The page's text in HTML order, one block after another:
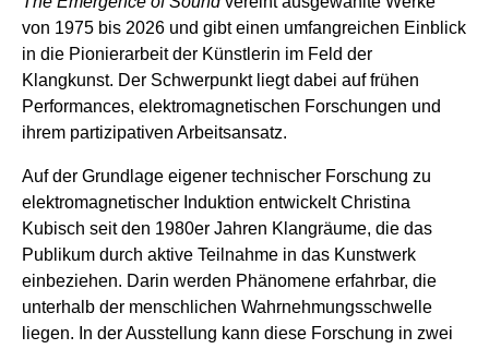
von 1975 bis 2026 und gibt einen umfangreichen Einblick
in die Pionierarbeit der Künstlerin im Feld der
Klangkunst. Der Schwerpunkt liegt dabei auf frühen
Performances, elektromagnetischen Forschungen und
ihrem partizipativen Arbeitsansatz.
Auf der Grundlage eigener technischer Forschung zu
elektromagnetischer Induktion entwickelt Christina
Kubisch seit den 1980er Jahren Klangräume, die das
Publikum durch aktive Teilnahme in das Kunstwerk
einbeziehen. Darin werden Phänomene erfahrbar, die
unterhalb der menschlichen Wahrnehmungsschwelle
liegen. In der Ausstellung kann diese Forschung in zwei